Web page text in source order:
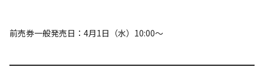
前売券一般発売日：4月1日（水）10:00～